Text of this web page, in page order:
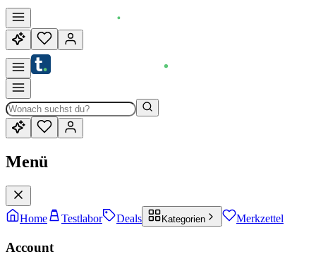
Menü
Home Testlabor Deals Kategorien Merkzettel
Account